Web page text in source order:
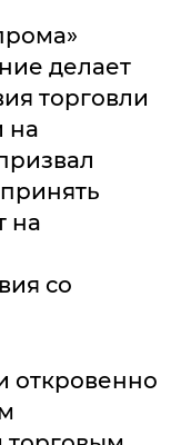
делает
торговли
на
на
со
откровенно